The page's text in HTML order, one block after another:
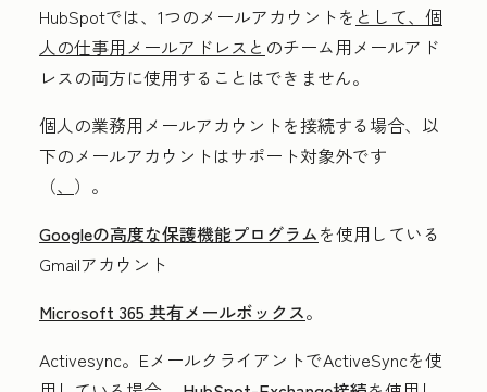
HubSpotでは、1つのメールアカウントを として、個
人の仕事用メールアドレスと のチーム用メールアド
レスの両方に使用することはできません。
個人の業務用メールアカウントを接続する場合、以
下のメールアカウントはサポート対象外です
（、 ）。
Googleの高度な保護機能プログラムを使用している
Gmailアカウント
Microsoft 365 共有メールボックス。
Activesync。EメールクライアントでActiveSyncを使